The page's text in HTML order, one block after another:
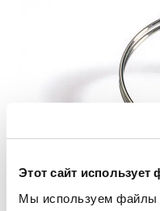
Этот сайт использует
Мы используем файлы